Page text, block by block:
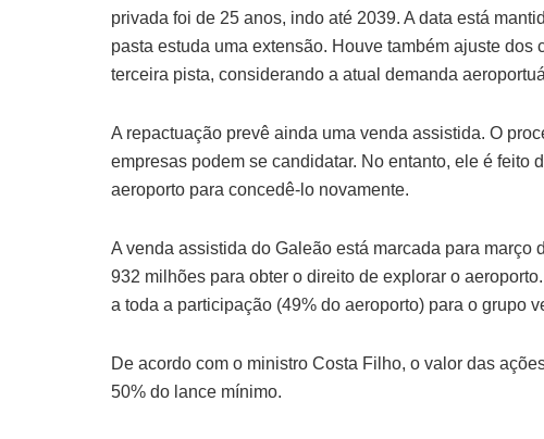
privada foi de 25 anos, indo até 2039. A data está
pasta estuda uma extensão. Houve também ajuste
terceira pista, considerando a atual demanda
A repactuação prevê ainda uma venda assistida. O
empresas podem se candidatar. No entanto, ele é feito
aeroporto para concedê-lo novamente.
A venda assistida do Galeão está marcada para
932 milhões para obter o direito de explorar o
a toda a participação (49% do aeroporto) para o grupo
De acordo com o ministro Costa Filho, o valor das
50% do lance mínimo.